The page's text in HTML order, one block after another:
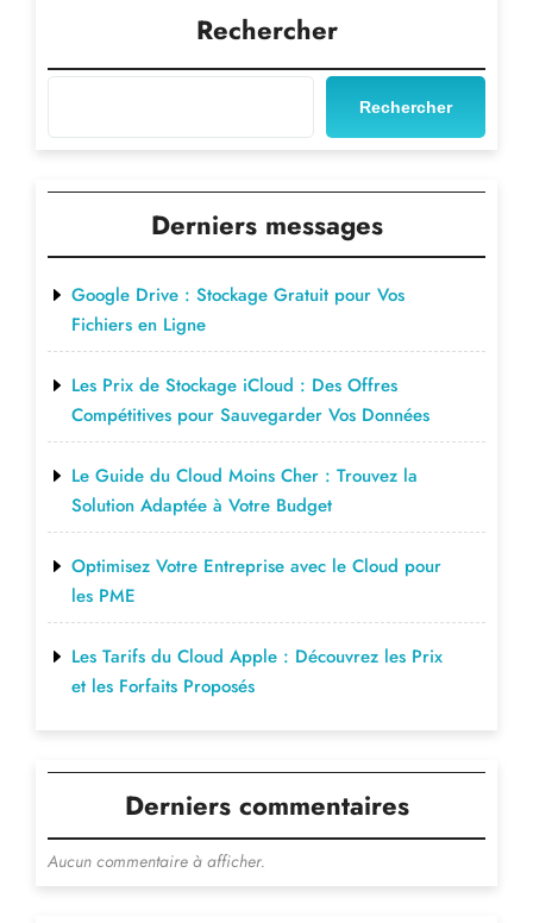
Rechercher
Rechercher
Derniers messages
Google Drive : Stockage Gratuit pour Vos
Fichiers en Ligne
Les Prix de Stockage iCloud : Des Offres
Compétitives pour Sauvegarder Vos Données
Le Guide du Cloud Moins Cher : Trouvez la
Solution Adaptée à Votre Budget
Optimisez Votre Entreprise avec le Cloud pour
les PME
Les Tarifs du Cloud Apple : Découvrez les Prix
et les Forfaits Proposés
Derniers commentaires
Aucun commentaire à afficher.